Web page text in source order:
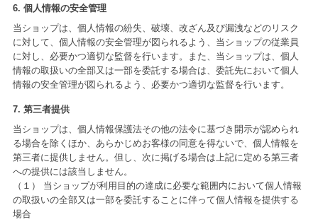
6. 個人情報の安全管理
当ショップは、個人情報の紛失、破壊、改ざん及び漏洩などのリスク
に対して、個人情報の安全管理が図られるよう、当ショップの従業員
に対し、必要かつ適切な監督を行います。また、当ショップは、個人
情報の取扱いの全部又は一部を委託する場合は、委託先において個人
情報の安全管理が図られるよう、必要かつ適切な監督を行います。
7. 第三者提供
当ショップは、個人情報保護法その他の法令に基づき開示が認められ
る場合を除くほか、あらかじめお客様の同意を得ないで、個人情報を
第三者に提供しません。但し、次に掲げる場合は上記に定める第三者
への提供には該当しません。
（１） 当ショップが利用目的の達成に必要な範囲内において個人情報
の取扱いの全部又は一部を委託することに伴って個人情報を提供する
場合